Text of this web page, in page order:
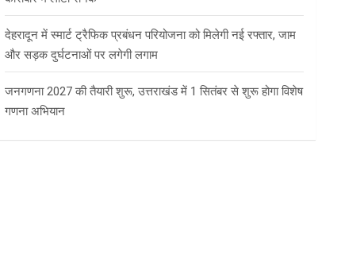
देहरादून में स्मार्ट ट्रैफिक प्रबंधन परियोजना को मिलेगी नई रफ्तार, जाम
और सड़क दुर्घटनाओं पर लगेगी लगाम
जनगणना 2027 की तैयारी शुरू, उत्तराखंड में 1 सितंबर से शुरू होगा विशेष
गणना अभियान